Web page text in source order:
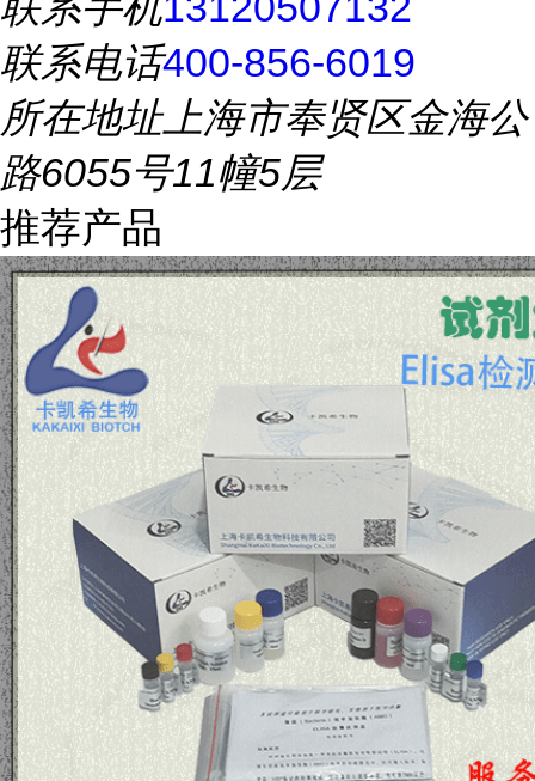
联系电话400-856-6019
所在地址上海市奉贤区金海公
路6055号11幢5层
推荐产品